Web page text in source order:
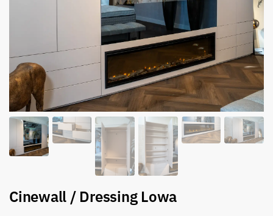
Cinewall / Dressing Lowa